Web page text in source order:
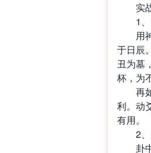
实战
1、用
用神
于日辰
丑为墓
杯，为
再如
利。动
有用。
2、
卦中